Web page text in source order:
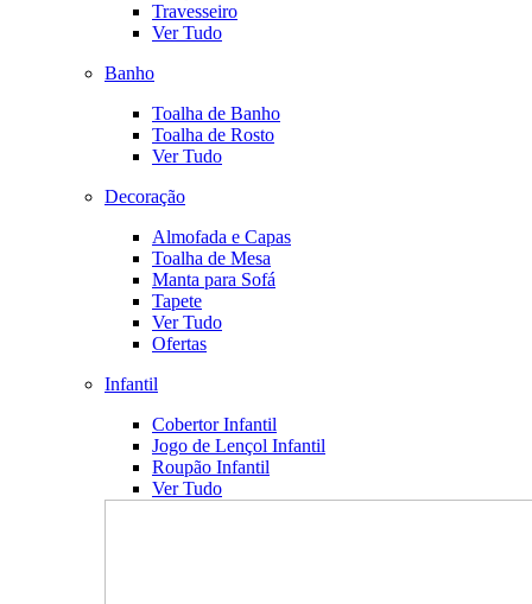
Travesseiro
Ver Tudo
Banho
Toalha de Banho
Toalha de Rosto
Ver Tudo
Decoração
Almofada e Capas
Toalha de Mesa
Manta para Sofá
Tapete
Ver Tudo
Ofertas
Infantil
Cobertor Infantil
Jogo de Lençol Infantil
Roupão Infantil
Ver Tudo